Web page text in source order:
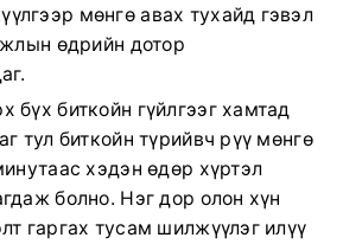
мөнгө авах тухайд гэвэл
өдрийн дотор
бүх биткойн гүйлгээг хамтад
тул биткойн түрийвч рүү мөнгө
хэдэн өдөр хүртэл
болно. Нэг дор олон хүн
гаргах тусам шилжүүлэг илүү